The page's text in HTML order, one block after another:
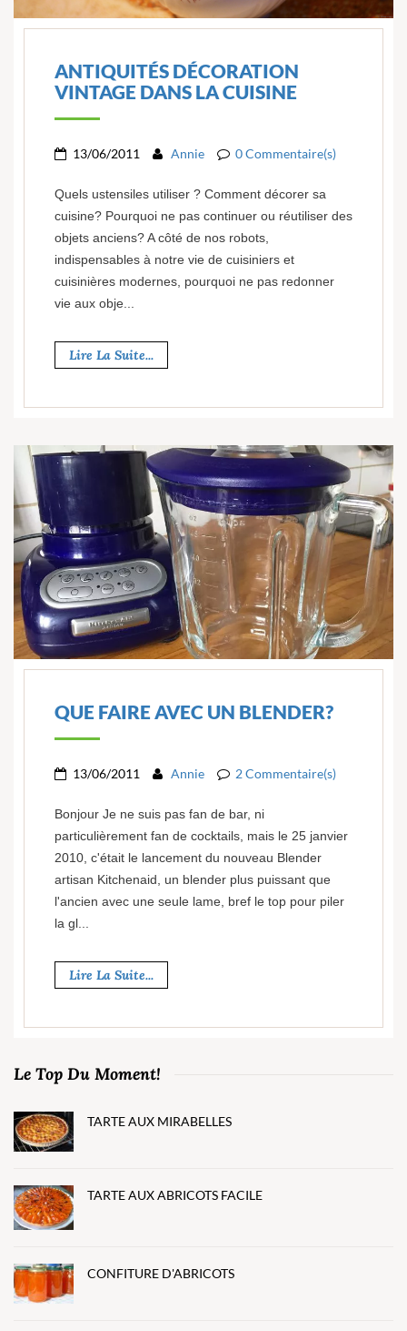
ANTIQUITÉS DÉCORATION
VINTAGE DANS LA CUISINE
13/06/2011 Annie 0 Commentaire(s)
Quels ustensiles utiliser ? Comment décorer sa
cuisine? Pourquoi ne pas continuer ou réutiliser des
objets anciens? A côté de nos robots,
indispensables à notre vie de cuisiniers et
cuisinières modernes, pourquoi ne pas redonner
vie aux obje...
Lire La Suite...
QUE FAIRE AVEC UN BLENDER?
13/06/2011 Annie 2 Commentaire(s)
Bonjour Je ne suis pas fan de bar, ni
particulièrement fan de cocktails, mais le 25 janvier
2010, c'était le lancement du nouveau Blender
artisan Kitchenaid, un blender plus puissant que
l'ancien avec une seule lame, bref le top pour piler
la gl...
Lire La Suite...
Le Top Du Moment!
TARTE AUX MIRABELLES
TARTE AUX ABRICOTS FACILE
CONFITURE D'ABRICOTS